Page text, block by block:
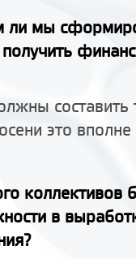
мы
составить
это
коллективов
в